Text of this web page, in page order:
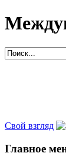
Свой взгляд
Главное